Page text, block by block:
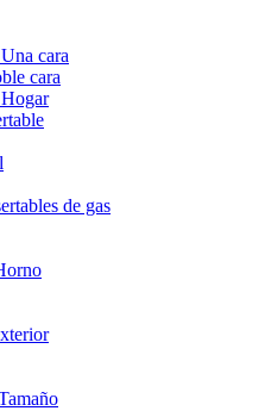
cara
cara
de gas